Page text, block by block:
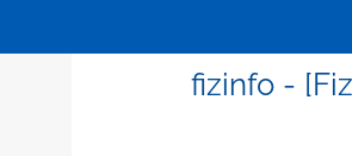
fizinfo -